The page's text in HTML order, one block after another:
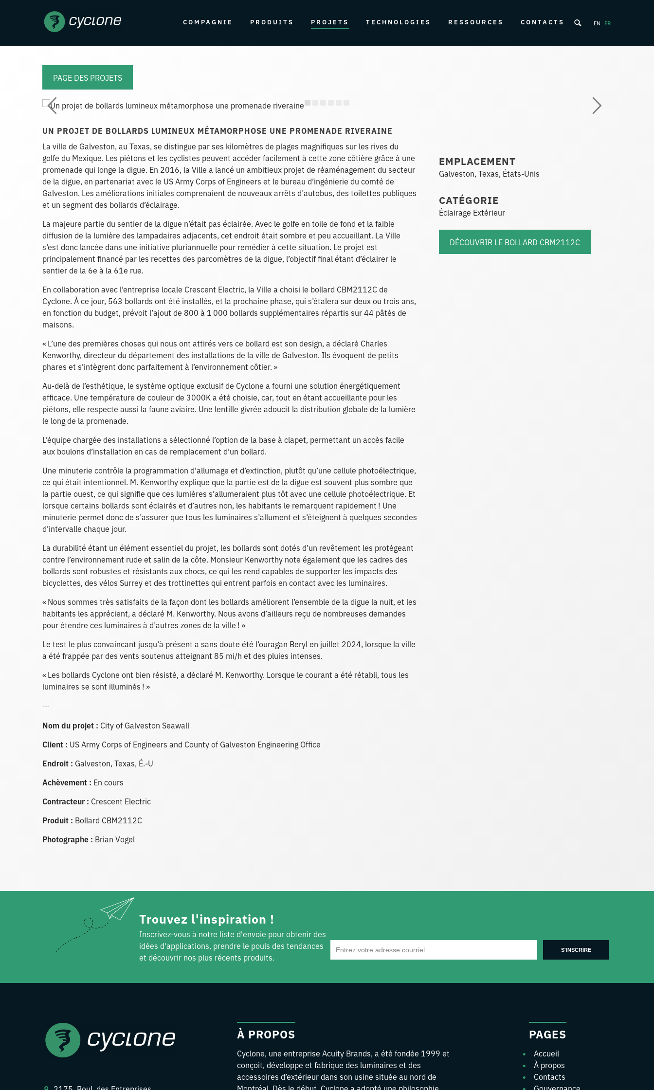
COMPAGNIE PRODUITS PROJETS TECHNOLOGIES RESSOURCES CONTACTS EN FR
PAGE DES PROJETS
UN PROJET DE BOLLARDS LUMINEUX MÉTAMORPHOSE UNE PROMENADE RIVERAINE
La ville de Galveston, au Texas, se distingue par ses kilomètres de plages magnifiques sur les rives du
golfe du Mexique. Les piétons et les cyclistes peuvent accéder facilement à cette zone côtière grâce à une
promenade qui longe la digue. En 2016, la Ville a lancé un ambitieux projet de réaménagement du secteur
de la digue, en partenariat avec le US Army Corps of Engineers et le bureau d’ingénierie du comté de
Galveston. Les améliorations initiales comprenaient de nouveaux arrêts d’autobus, des toilettes publiques
et un segment des bollards d’éclairage.
La majeure partie du sentier de la digue n’était pas éclairée. Avec le golfe en toile de fond et la faible
diffusion de la lumière des lampadaires adjacents, cet endroit était sombre et peu accueillant. La Ville
s’est donc lancée dans une initiative pluriannuelle pour remédier à cette situation. Le projet est
principalement financé par les recettes des parcomètres de la digue, l’objectif final étant d’éclairer le
sentier de la 6e à la 61e rue.
En collaboration avec l’entreprise locale Crescent Electric, la Ville a choisi le bollard CBM2112C de
Cyclone. À ce jour, 563 bollards ont été installés, et la prochaine phase, qui s’étalera sur deux ou trois ans,
en fonction du budget, prévoit l’ajout de 800 à 1 000 bollards supplémentaires répartis sur 44 pâtés de
maisons.
« L’une des premières choses qui nous ont attirés vers ce bollard est son design, a déclaré Charles
Kenworthy, directeur du département des installations de la ville de Galveston. Ils évoquent de petits
phares et s’intègrent donc parfaitement à l’environnement côtier. »
Au-delà de l’esthétique, le système optique exclusif de Cyclone a fourni une solution énergétiquement
efficace. Une température de couleur de 3000K a été choisie, car, tout en étant accueillante pour les
piétons, elle respecte aussi la faune aviaire. Une lentille givrée adoucit la distribution globale de la lumière
le long de la promenade.
L’équipe chargée des installations a sélectionné l’option de la base à clapet, permettant un accès facile
aux boulons d’installation en cas de remplacement d’un bollard.
Une minuterie contrôle la programmation d’allumage et d’extinction, plutôt qu’une cellule photoélectrique,
ce qui était intentionnel. M. Kenworthy explique que la partie est de la digue est souvent plus sombre que
la partie ouest, ce qui signifie que ces lumières s’allumeraient plus tôt avec une cellule photoélectrique. Et
lorsque certains bollards sont éclairés et d’autres non, les habitants le remarquent rapidement ! Une
minuterie permet donc de s’assurer que tous les luminaires s’allument et s’éteignent à quelques secondes
d’intervalle chaque jour.
La durabilité étant un élément essentiel du projet, les bollards sont dotés d’un revêtement les protégeant
contre l’environnement rude et salin de la côte. Monsieur Kenworthy note également que les cadres des
bollards sont robustes et résistants aux chocs, ce qui les rend capables de supporter les impacts des
bicyclettes, des vélos Surrey et des trottinettes qui entrent parfois en contact avec les luminaires.
« Nous sommes très satisfaits de la façon dont les bollards améliorent l’ensemble de la digue la nuit, et les
habitants les apprécient, a déclaré M. Kenworthy. Nous avons d’ailleurs reçu de nombreuses demandes
pour étendre ces luminaires à d’autres zones de la ville ! »
Le test le plus convaincant jusqu’à présent a sans doute été l’ouragan Beryl en juillet 2024, lorsque la ville
a été frappée par des vents soutenus atteignant 85 mi/h et des pluies intenses.
« Les bollards Cyclone ont bien résisté, a déclaré M. Kenworthy. Lorsque le courant a été rétabli, tous les
luminaires se sont illuminés ! »
---
Nom du projet : City of Galveston Seawall
Client : US Army Corps of Engineers and County of Galveston Engineering Office
Endroit : Galveston, Texas, É.-U
Achèvement : En cours
Contracteur : Crescent Electric
Produit : Bollard CBM2112C
Photographe : Brian Vogel
EMPLACEMENT
Galveston, Texas, États-Unis
CATÉGORIE
Éclairage Extérieur
DÉCOUVRIR LE BOLLARD CBM2112C
Trouvez l'inspiration !
Inscrivez-vous à notre liste d'envoie pour obtenir des
idées d'applications, prendre le pouls des tendances
et découvrir nos plus récents produits.
À PROPOS
Cyclone, une entreprise Acuity Brands, a été fondée 1999 et
conçoit, développe et fabrique des luminaires et des
accessoires d’extérieur dans son usine située au nord de
PAGES
Accueil
À propos
Contacts